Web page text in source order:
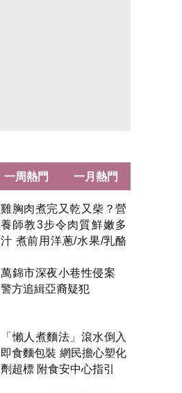
雞胸肉煮完又乾又柴？營
養師教3步令肉質鮮嫩多
汁 煮前用洋蔥/水果/乳酪
萬錦市深夜小巷性侵案
警方追緝亞裔疑犯
「懶人煮麵法」滾水倒入
即食麵包裝 網民擔心塑化
劑超標 附食安中心指引
一周熱門 一月熱門